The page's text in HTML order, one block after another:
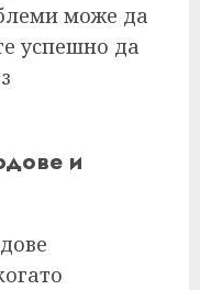
може да
успешно да
и